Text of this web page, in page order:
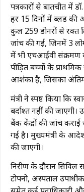
पत्रकारों से बातचीत में
हर 15 दिनों में ब्लड की
कुल 259 डोनरों से रक्त
जांच की गई, जिनमें 3
में भी एचआईवी संक्रमण
पीड़ित बच्चों के
आशंका है, जिसका अंतिम
मंत्री ने स्पष्ट किया कि
बर्दाश्त नहीं की
बैंक केंद्रों की जांच
गई है। मुख्यमंत्री के
की जाएगी।
निरीक्षण के दौरान
टोपनो, अस्पताल